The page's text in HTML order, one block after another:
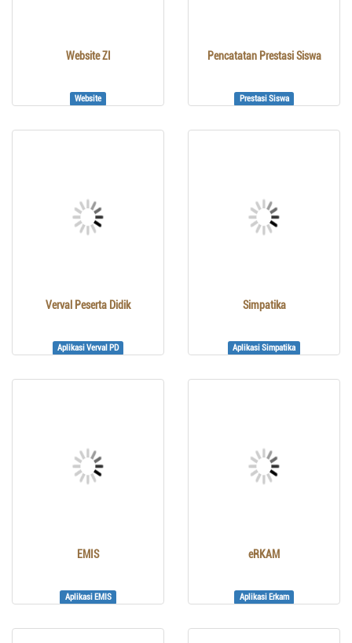
Website ZI
Website
Pencatatan Prestasi Siswa
Prestasi Siswa
Verval Peserta Didik
Aplikasi Verval PD
Simpatika
Aplikasi Simpatika
EMIS
Aplikasi EMIS
eRKAM
Aplikasi Erkam